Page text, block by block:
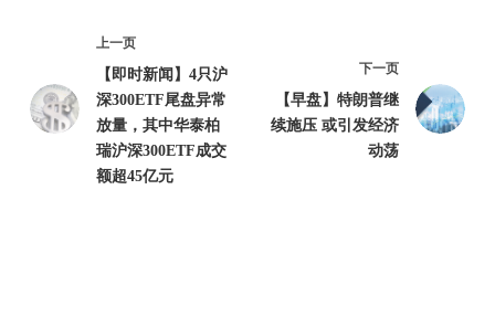
上一页
【即时新闻】4只沪
深300ETF尾盘异常
放量，其中华泰柏
瑞沪深300ETF成交
额超45亿元
下一页
【早盘】特朗普继
续施压 或引发经济
动荡